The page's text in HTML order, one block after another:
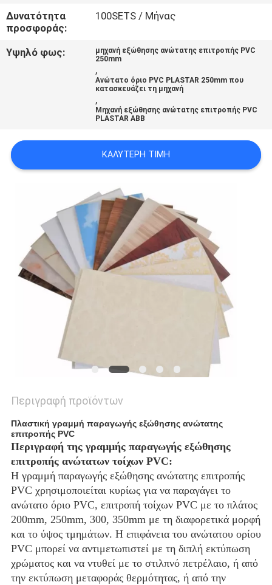
ΖΗΤΉΣΤΕ
ΈΝΑ
ΑΠΌΣΠΑΣΜΑ
POLICY
Δυνατότητα
προσφοράς:
100SETS / Μήνας
Υψηλό φως:
μηχανή εξώθησης ανώτατης επιτροπής PVC
250mm
,
Ανώτατο όριο PVC PLASTAR 250mm που
κατασκευάζει τη μηχανή
,
Μηχανή εξώθησης ανώτατης επιτροπής PVC
PLASTAR ABB
ΚΑΛΎΤΕΡΗ ΤΙΜΉ
Περιγραφή προϊόντων
Πλαστική γραμμή παραγωγής εξώθησης ανώτατης
επιτροπής PVC
Περιγραφή της γραμμής παραγωγής εξώθησης
επιτροπής ανώτατων τοίχων PVC:
Η γραμμή παραγωγής εξώθησης ανώτατης επιτροπής
PVC χρησιμοποιείται κυρίως για να παραγάγει το
ανώτατο όριο PVC, επιτροπή τοίχων PVC με το πλάτος
200mm, 250mm, 300, 350mm με τη διαφορετικά μορφή
και το ύψος τμημάτων. Η επιφάνεια του ανώτατου ορίου
PVC μπορεί να αντιμετωπιστεί με τη διπλή εκτύπωση
χρώματος και να ντυθεί με το στιλπνό πετρέλαιο, ή από
την εκτύπωση μεταφοράς θερμότητας, ή από την